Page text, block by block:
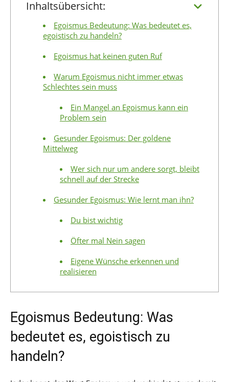
Inhaltsübersicht:
Egoismus Bedeutung: Was bedeutet es,
egoistisch zu handeln?
Egoismus hat keinen guten Ruf
Warum Egoismus nicht immer etwas
Schlechtes sein muss
Ein Mangel an Egoismus kann ein
Problem sein
Gesunder Egoismus: Der goldene
Mittelweg
Wer sich nur um andere sorgt, bleibt
schnell auf der Strecke
Gesunder Egoismus: Wie lernt man ihn?
Du bist wichtig
Öfter mal Nein sagen
Eigene Wünsche erkennen und
realisieren
Egoismus Bedeutung: Was
bedeutet es, egoistisch zu
handeln?